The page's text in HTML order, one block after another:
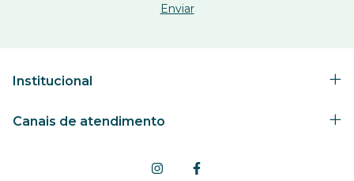
Institucional
Canais de atendimento